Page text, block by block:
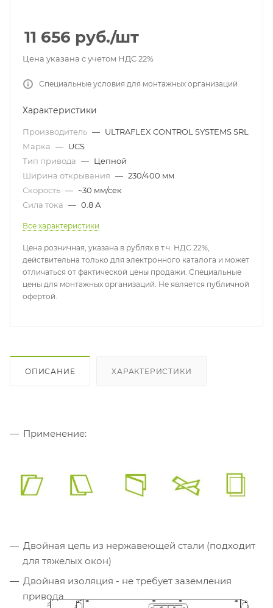
11 656 руб./шт
Цена указана с учетом НДС 22%
Специальные условия для монтажных организаций
Характеристики
Производитель — ULTRAFLEX CONTROL SYSTEMS SRL
Марка — UCS
Тип привода — Цепной
Ширина открывания — 230/400 мм
Скорость — ~30 мм/сек
Сила тока — 0.8 А
Все характеристики
Цена розничная, указана в рублях в т.ч. НДС 22%,
действительна только для электронного каталога и может
отличаться от фактической цены продажи. Специальные
цены для монтажных организаций. Не является публичной
офертой.
ОПИСАНИЕ ХАРАКТЕРИСТИКИ
Применение:
Двойная цепь из нержавеющей стали (подходит
для тяжелых окон)
Двойная изоляция - не требует заземления
привода